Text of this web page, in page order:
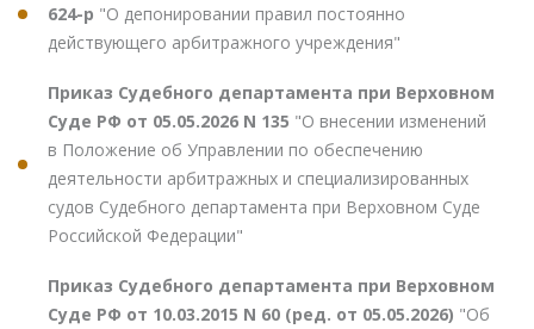
624-р "О депонировании правил постоянно
действующего арбитражного учреждения"
Приказ Судебного департамента при Верховном
Суде РФ от 05.05.2026 N 135 "О внесении изменений
в Положение об Управлении по обеспечению
деятельности арбитражных и специализированных
судов Судебного департамента при Верховном Суде
Российской Федерации"
Приказ Судебного департамента при Верховном
Суде РФ от 10.03.2015 N 60 (ред. от 05.05.2026) "Об